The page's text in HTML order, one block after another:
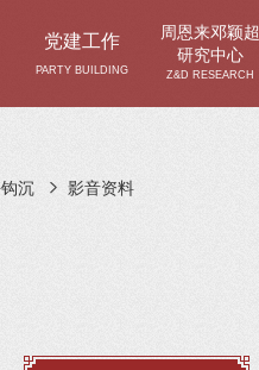
党建工作
PARTY BUILDING
周恩来邓颖超
研究中心
Z&D RESEARCH
沉 影音资料